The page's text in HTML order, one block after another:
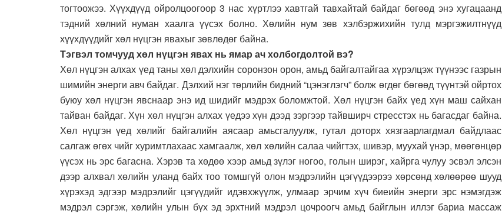
тогтоожээ. Хүүхдүүд ойролцоогоор 3 нас хүртлээ хавтгай тавхайтай байдаг бөгөөд энэ хугацаанд
тэдний хөлний нуман хаалга үүсэх болно. Хөлийн нум зөв хэлбэржихийн тулд мэргэжилтнүүд
хүүхдүүдийг хөл нүцгэн явахыг зөвлөдөг байна.
Тэгвэл томчууд хөл нүцгэн явах нь ямар ач холбогдолтой вэ?
Хөл нүцгэн алхах үед таны хөл дэлхийн соронзон орон, амьд байгалтайгаа хүрэлцэж түүнээс газрын
шимийн энерги авч байдаг. Дэлхий нэг төрлийн бидний “цэнэглэгч” болж өгдөг бөгөөд түүнтэй ойртох
буюу хөл нүцгэн явснаар энэ ид шидийг мэдрэх боломжтой. Хөл нүцгэн байх үед хүн маш сайхан
тайван байдаг. Хүн хөл нүцгэн алхах үедээ хүн дээд зэргээр тайвширч стресстэх нь багасдаг байна.
Хөл нүцгэн үед хөлийг байгалийн аясаар амьсгалуулж, гутал доторх хязгаарлагдмал байдлаас
салгаж өгөх чийг хуримтлахаас хамгаалж, хөл хөлийн салаа чийгтэх, шивэр, муухай үнэр, мөөгөнцөр
үүсэх нь эрс багасна. Хэрэв та хөдөө хээр амьд зүлэг ногоо, голын ширэг, хайрга чулуу эсвэл элсэн
дээр алхвал хөлийн уланд байх тоо томшгүй олон мэдрэлийн цэгүүдээрээ хөрсөнд хөлөөрөө шууд
хүрэхэд эдгээр мэдрэлийг цэгүүдийг идэвхжүүлж, улмаар эрчим хүч биеийн энерги эрс нэмэгдэж
мэдрэл сэргэж, хөлийн улын бүх эд эрхтний мэдрэл цочроогч амьд байглын иллэг бариа массаж